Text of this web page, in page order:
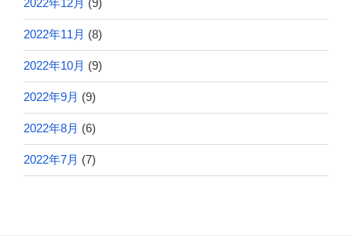
2022年12月 (9)
2022年11月 (8)
2022年10月 (9)
2022年9月 (9)
2022年8月 (6)
2022年7月 (7)